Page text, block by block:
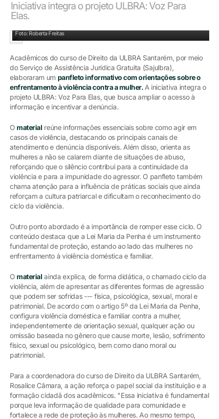
Iniciativa integra o projeto ULBRA: Voz Para
Elas.
Foto: Roberta Freitas
Acadêmicos do curso de Direito da ULBRA Santarém, por meio
do Serviço de Assistência Jurídica Gratuita (Sajulbra),
elaboraram um panfleto informativo com orientações sobre o
enfrentamento à violência contra a mulher. A iniciativa integra o
projeto ULBRA: Voz Para Elas, que busca ampliar o acesso à
informação e incentivar a denúncia.
Omaterial reúne informações essenciais sobre como agir em
casos de violência, destacando os principais canais de
atendimento e denúncia disponíveis. Além disso, orienta as
mulheres a não se calarem diante de situações de abuso,
reforçando que o silêncio contribui para a continuidade da
violência e para a impunidade do agressor. O panfleto também
chama atenção para a influência de práticas sociais que ainda
reforçam a cultura patriarcal e dificultam o reconhecimento do
ciclo da violência.
Outro ponto abordado é a importância de romper esse ciclo. O
conteúdo destaca que a Lei Maria da Penha é um instrumento
fundamental de proteção, estando ao lado das mulheres no
enfrentamento à violência doméstica e familiar.
Omaterial ainda explica, de forma didática, o chamado ciclo da
violência, além de apresentar as diferentes formas de agressão
que podem ser sofridas --- física, psicológica, sexual, moral e
patrimonial. De acordo com o artigo 5º da Lei Maria da Penha,
configura violência doméstica e familiar contra a mulher,
independentemente de orientação sexual, qualquer ação ou
omissão baseada no gênero que cause morte, lesão, sofrimento
físico, sexual ou psicológico, bem como dano moral ou
patrimonial.
Para a coordenadora do curso de Direito da ULBRA Santarém,
Rosalice Câmara, a ação reforça o papel social da instituição e a
formação cidadã dos acadêmicos. "Essa iniciativa é fundamental
porque leva informação de qualidade para comunidade e
fortalece a rede de proteção às mulheres. Ao mesmo tempo,